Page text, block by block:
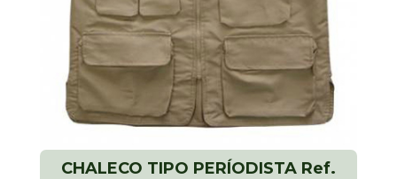
CHALECO TIPO PERÍODISTA Ref.